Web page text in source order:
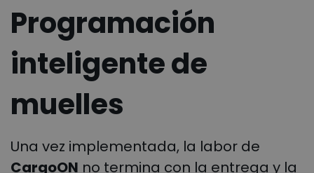
Programación
inteligente de
muelles
Una vez implementada, la labor de
CargoON no termina con la entrega y la